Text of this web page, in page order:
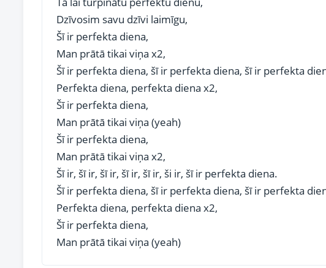
Dzīvosim savu dzīvi laimīgu,
Šī ir perfekta diena,
Man prātā tikai viņa x2,
Šī ir perfekta diena, šī ir perfekta diena, šī ir perfekta
Perfekta diena, perfekta diena x2,
Šī ir perfekta diena,
Man prātā tikai viņa (yeah)
Šī ir perfekta diena,
Man prātā tikai viņa x2,
Šī ir, šī ir, šī ir, šī ir, šī ir, ši ir, šī ir perfekta diena.
Šī ir perfekta diena, šī ir perfekta diena, šī ir perfekta
Perfekta diena, perfekta diena x2,
Šī ir perfekta diena,
Man prātā tikai viņa (yeah)